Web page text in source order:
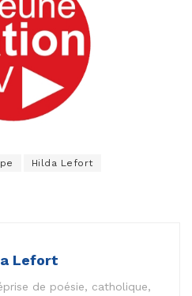
Hilda Lefort
Lefort
de poésie, catholique,